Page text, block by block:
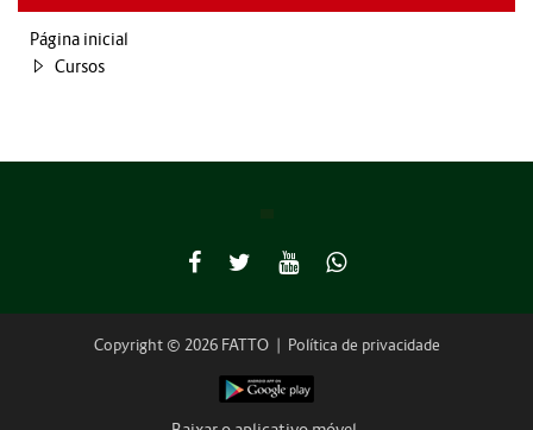
Página inicial
Cursos
Copyright © 2026 FATTO | Política de privacidade